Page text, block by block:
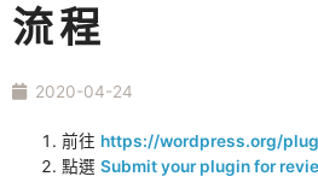
流程
2020-04-24
前往 https://wordpress.org/
點選Submit your plugin for